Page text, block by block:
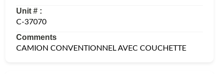
Unit # :
C-37070
Comments
CAMION CONVENTIONNEL AVEC COUCHETTE